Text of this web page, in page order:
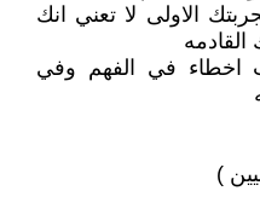
الاولى لا تعني انك
اخطاء في الفهم وفي
)